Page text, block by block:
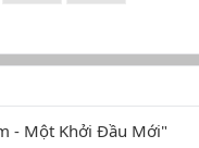
- Một Khởi Đầu Mới"